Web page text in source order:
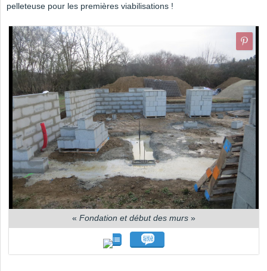
pelleteuse pour les premières viabilisations !
« Fondation et début des murs »